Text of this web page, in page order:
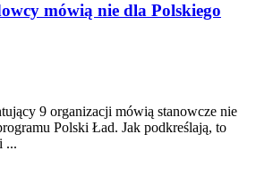
mówią nie dla Polskiego
9 organizacji mówią stanowcze nie
Polski Ład. Jak podkreślają, to
...